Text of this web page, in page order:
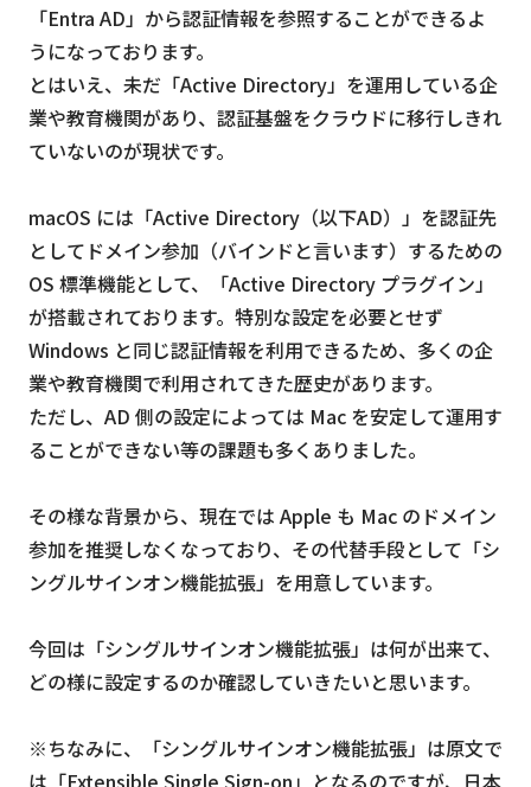
「Entra AD」から認証情報を参照することができるよ
うになっております。
とはいえ、未だ「Active Directory」を運用している企
業や教育機関があり、認証基盤をクラウドに移行しきれ
ていないのが現状です。
macOS には「Active Directory（以下AD）」を認証先
としてドメイン参加（バインドと言います）するための
OS 標準機能として、「Active Directory プラグイン」
が搭載されております。特別な設定を必要とせず
Windows と同じ認証情報を利用できるため、多くの企
業や教育機関で利用されてきた歴史があります。
ただし、AD 側の設定によっては Mac を安定して運用す
ることができない等の課題も多くありました。
その様な背景から、現在では Apple も Mac のドメイン
参加を推奨しなくなっており、その代替手段として「シ
ングルサインオン機能拡張」を用意しています。
今回は「シングルサインオン機能拡張」は何が出来て、
どの様に設定するのか確認していきたいと思います。
※ちなみに、「シングルサインオン機能拡張」は原文で
は「Extensible Single Sign-on」となるのですが、日本